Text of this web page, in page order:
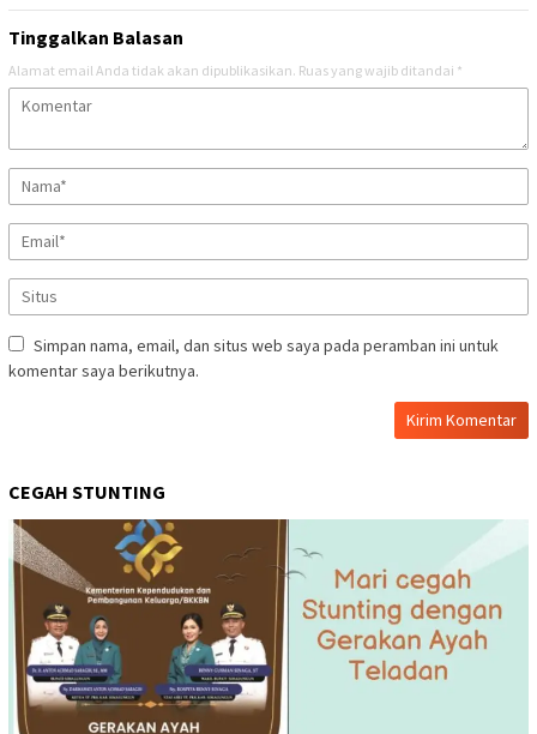
Tinggalkan Balasan
Alamat email Anda tidak akan dipublikasikan. Ruas yang wajib ditandai *
Simpan nama, email, dan situs web saya pada peramban ini untuk
komentar saya berikutnya.
CEGAH STUNTING